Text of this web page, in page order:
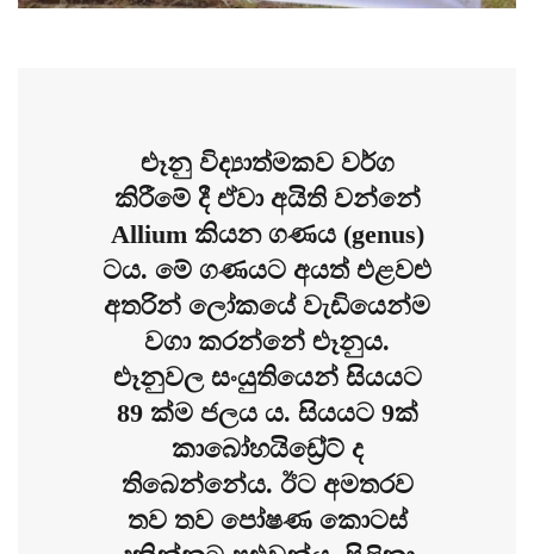
ළුෑනු විද්‍යාත්මකව වර්ග
කිරීමේ දී ඒවා අයිති වන්නේ
Allium කියන ගණය (genus)
ටය. මේ ගණයට අයත් එළවළු
අතරින් ලෝකයේ වැඩියෙන්ම
වගා කරන්නේ ළුෑනුය.
ළුෑනුවල සංයුතියෙන් සියයට
89 ක්ම ජලය ය. සියයට 9ක්
කාබෝහයිඩ්‍රේට් ද
තිබෙන්නේය. ඊට අමතරව
තව තව පෝෂණ කොටස්